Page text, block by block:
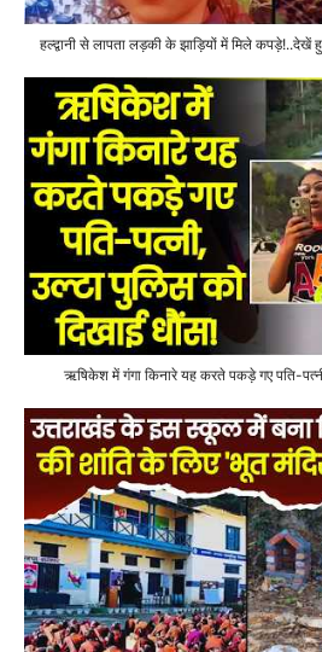
हल्द्वानी से लापता लड़की के झाड़ियों में मिले
ऋषिकेश में गंगा किनारे यह करते पकड़े गए पति-